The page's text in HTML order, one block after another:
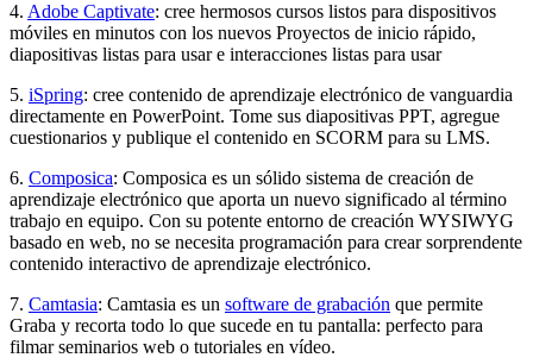
4. Adobe Captivate: cree hermosos cursos listos para dispositivos
móviles en minutos con los nuevos Proyectos de inicio rápido,
diapositivas listas para usar e interacciones listas para usar
5. iSpring: cree contenido de aprendizaje electrónico de vanguardia
directamente en PowerPoint. Tome sus diapositivas PPT, agregue
cuestionarios y publique el contenido en SCORM para su LMS.
6. Composica: Composica es un sólido sistema de creación de
aprendizaje electrónico que aporta un nuevo significado al término
trabajo en equipo. Con su potente entorno de creación WYSIWYG
basado en web, no se necesita programación para crear sorprendente
contenido interactivo de aprendizaje electrónico.
7. Camtasia: Camtasia es un software de grabación que permite
Graba y recorta todo lo que sucede en tu pantalla: perfecto para
filmar seminarios web o tutoriales en vídeo.